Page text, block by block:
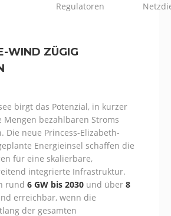
Regulatoren
WIND ZÜGIG
birgt das Potenzial, in kurzer
Mengen bezahlbaren Stroms
Die neue Princess-Elizabeth-
Energieinsel schaffen die
für eine skalierbare,
integrierte Infrastruktur.
rund 6 GW bis 2030 und über 8
erreichbar, wenn die
der gesamten